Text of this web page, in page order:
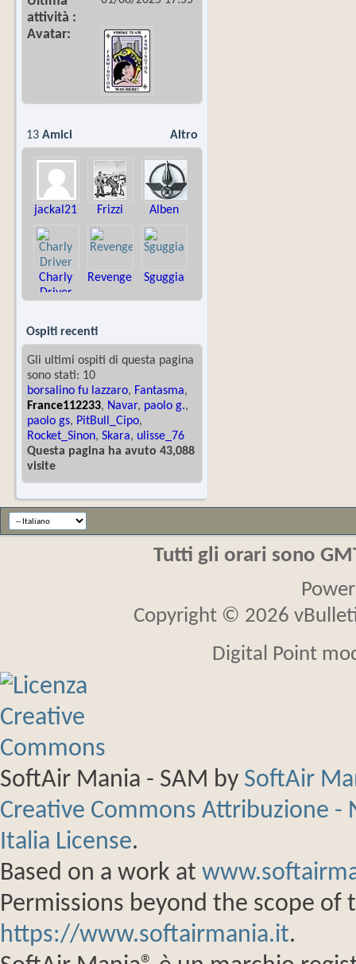
attività
Avatar
Altro
13 Amici
jackal21 Frizzi Alben
Charly
Driver
Revenge Sguggia
Ospiti recenti
Gli ultimi ospiti di questa pagina
sono stati: 10
borsalino fu lazzaro, Fantasma,
France112233, Navar, paolo g.,
paolo gs, PitBull_Cipo,
Rocket_Sinon, Skara, ulisse_76
Questa pagina ha avuto 43,088
visite
Tutti gli orari sono
Copyright © 2026
Digital Point
SoftAir Mania - SAM by SoftAir
Creative Commons Attribuzione
Italia License.
Based on a work at
Permissions beyond the scope of
https://www.softairmania.it.